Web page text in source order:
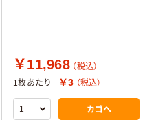
￥11,968 （税込）
1枚あたり
￥3 （税込）
カゴへ